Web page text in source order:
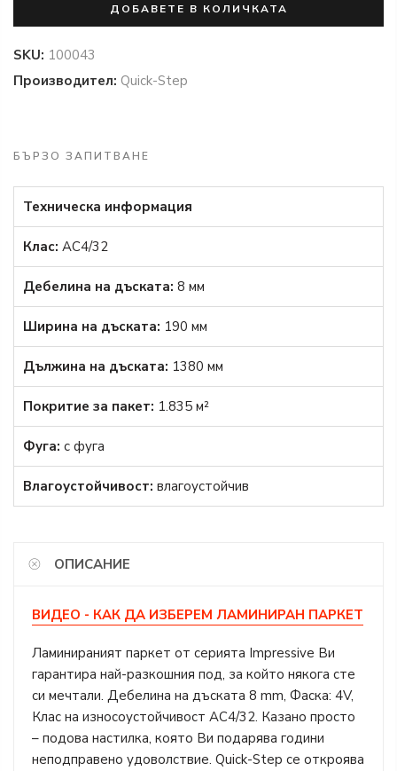
ДОБАВЕТЕ В КОЛИЧКАТА
SKU: 100043
Производител: Quick-Step
БЪРЗО ЗАПИТВАНЕ
Техническа информация
Клас: AC4/32
Дебелина на дъската: 8 мм
Ширина на дъската: 190 мм
Дължина на дъската: 1380 мм
Покритие за пакет: 1.835 м²
Фуга: с фуга
Влагоустойчивост: влагоустойчив
ОПИСАНИЕ
ВИДЕО - КАК ДА ИЗБЕРЕМ ЛАМИНИРАН ПАРКЕТ
Ламинираният паркет от серията Impressive Ви
гарантира най-разкошния под, за който някога сте
си мечтали. Дебелина на дъската 8 mm, Фаска: 4V,
Клас на износоустойчивост АС4/32. Казано просто
– подова настилка, която Ви подарява години
неподправено удоволствие. Quick-Step се откроява